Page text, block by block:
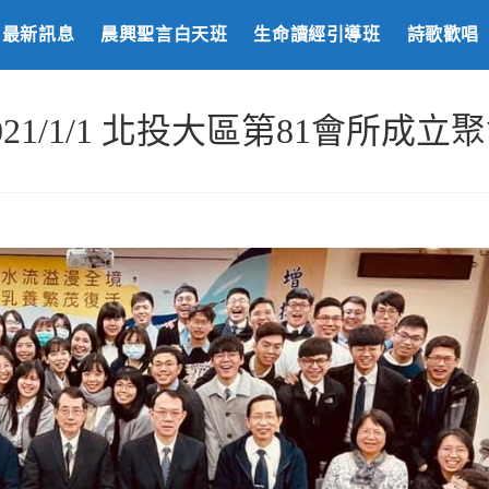
最新訊息 晨興聖言白天班 生命讀經引導班 詩歌歡唱
1/1 北投大區第81會所成立